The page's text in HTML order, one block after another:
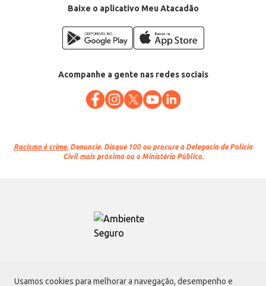
Usamos cookies para melhorar a navegação, desempenho e
Baixe o aplicativo Meu Atacadão
Acompanhe a gente nas redes sociais
Racismo é crime. Denuncie. Disque 100 ou procure a Delegacia de Polícia
Civil mais próxima ou o Ministério Público.
Atacadão S.A.